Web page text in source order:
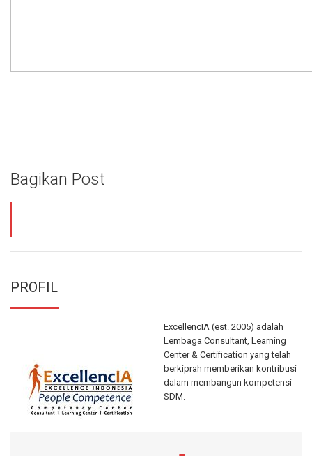
Bagikan Post
PROFIL
ExcellencIA (est. 2005) adalah
Lembaga Consultant, Learning
Center & Certification yang telah
berkiprah memberikan kontribusi
dalam membangun kompetensi
SDM.